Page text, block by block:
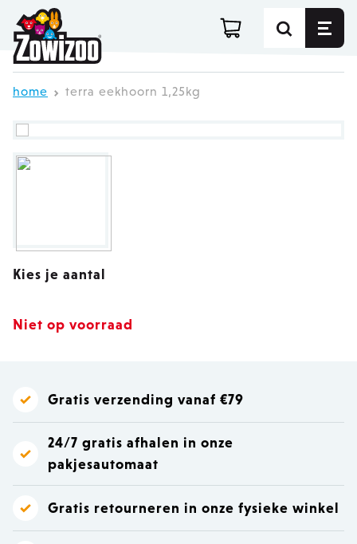
Ga direct door naar de inhoud
home terra eekhoorn 1,25kg
Kies je aantal
Niet op voorraad
Gratis verzending vanaf €79
24/7 gratis afhalen in onze
pakjesautomaat
Gratis retourneren in onze fysieke winkel